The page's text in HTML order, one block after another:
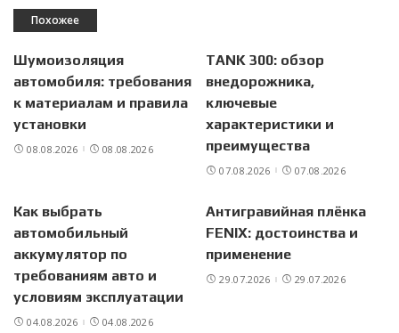
Похожее
Шумоизоляция
автомобиля: требования
к материалам и правила
установки
08.08.2026 08.08.2026
TANK 300: обзор
внедорожника,
ключевые
характеристики и
преимущества
07.08.2026 07.08.2026
Как выбрать
автомобильный
аккумулятор по
требованиям авто и
условиям эксплуатации
04.08.2026 04.08.2026
Антигравийная плёнка
FENIX: достоинства и
применение
29.07.2026 29.07.2026